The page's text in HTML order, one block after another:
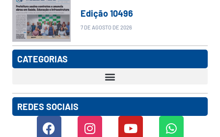
Edição 10496
7 DE AGOSTO DE 2026
CATEGORIAS
REDES SOCIAIS